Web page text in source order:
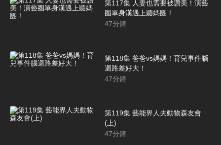
第117集 人妻也需要被讚美！演藝
圈單身漢遇上聽媽團！
47分鐘
第118集 爸爸vs媽媽！育兒事件腦
迴路差好大！
47分鐘
第119集 藝能界人夫動物森友會
(上)
47分鐘